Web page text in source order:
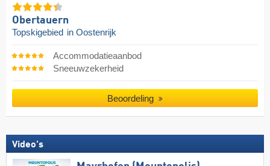
Obertauern
Topskigebied in Oostenrijk
Accommodatieaanbod
Sneeuwzekerheid
Beoordeling
Video's